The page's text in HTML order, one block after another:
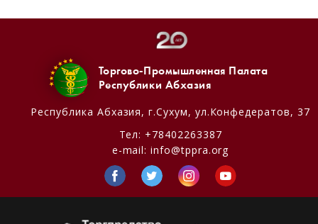
Торгово-Промышленная Палата
Республики Абхазия
Республика Абхазия, г.Сухум, ул.Конфедератов, 37
Тел: +78402263387
e-mail:info@tppra.org